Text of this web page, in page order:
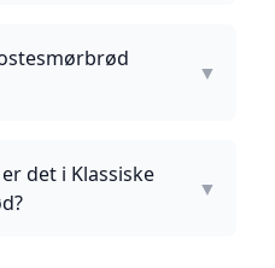
▼
det i Klassiske
▼